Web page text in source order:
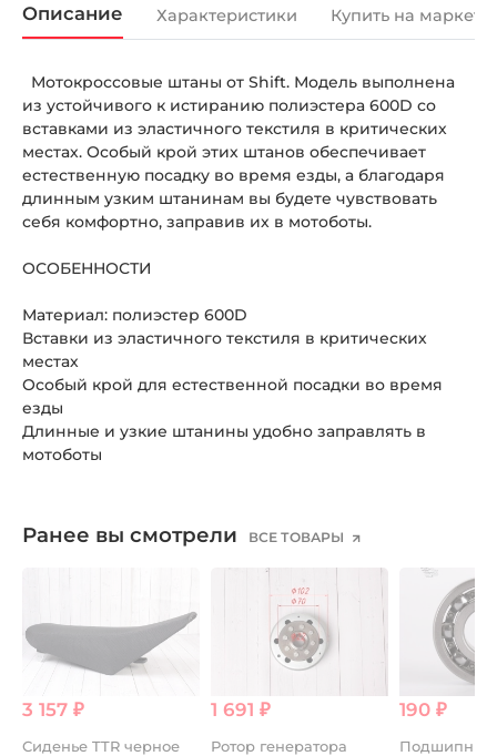
Описание Характеристики Купить на
Мотокроссовые штаны от Shift. Модель выполнена
из устойчивого к истиранию полиэстера 600D со
вставками из эластичного текстиля в критических
местах. Особый крой этих штанов обеспечивает
естественную посадку во время езды, а благодаря
длинным узким штанинам вы будете чувствовать
себя комфортно, заправив их в мотоботы.
ОСОБЕННОСТИ
Материал: полиэстер 600D
Вставки из эластичного текстиля в критических
местах
Особый крой для естественной посадки во время
езды
Длинные и узкие штанины удобно заправлять в
мотоботы
Ранее вы смотрели ВСЕ ТОВАРЫ
3 157 ₽
Сиденье TTR черное
1 691 ₽
Ротор генератора
190 ₽
Подшипник